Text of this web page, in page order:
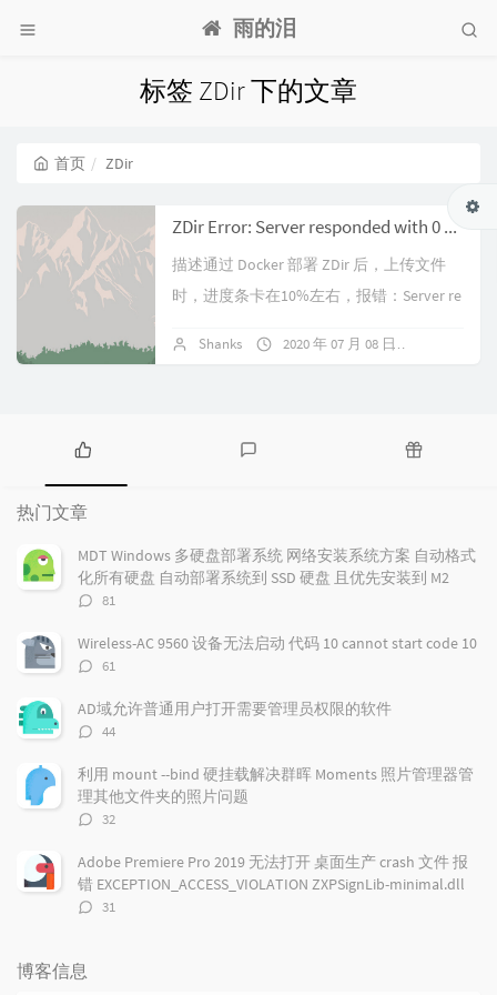
雨的泪
标签 ZDir 下的文章
首页 ZDir
ZDir Error: Server responded with 0 code
描述通过 Docker 部署 ZDir 后，上传文件
时，进度条卡在10%左右，报错：Server re
Shanks 2020 年 07 月 08 日
热
门
文
章
论
章
热门文章
MDT Windows 多硬盘部署系统 网络安装系统方案 自动格式
化所有硬盘 自动部署系统到 SSD 硬盘 且优先安装到 M2
评
数：
81
Wireless-AC 9560 设备无法启动 代码 10 cannot start code 10
评
数：
61
AD域允许普通用户打开需要管理员权限的软件
评
数：
44
利用 mount --bind 硬挂载解决群晖 Moments 照片管理器管
理其他文件夹的照片问题
评
数：
32
Adobe Premiere Pro 2019 无法打开 桌面生产 crash 文件 报
错 EXCEPTION_ACCESS_VIOLATION ZXPSignLib-minimal.dll
评
31
博客信息